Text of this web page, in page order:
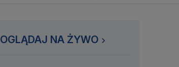
OGLĄDAJ NA ŻYWO